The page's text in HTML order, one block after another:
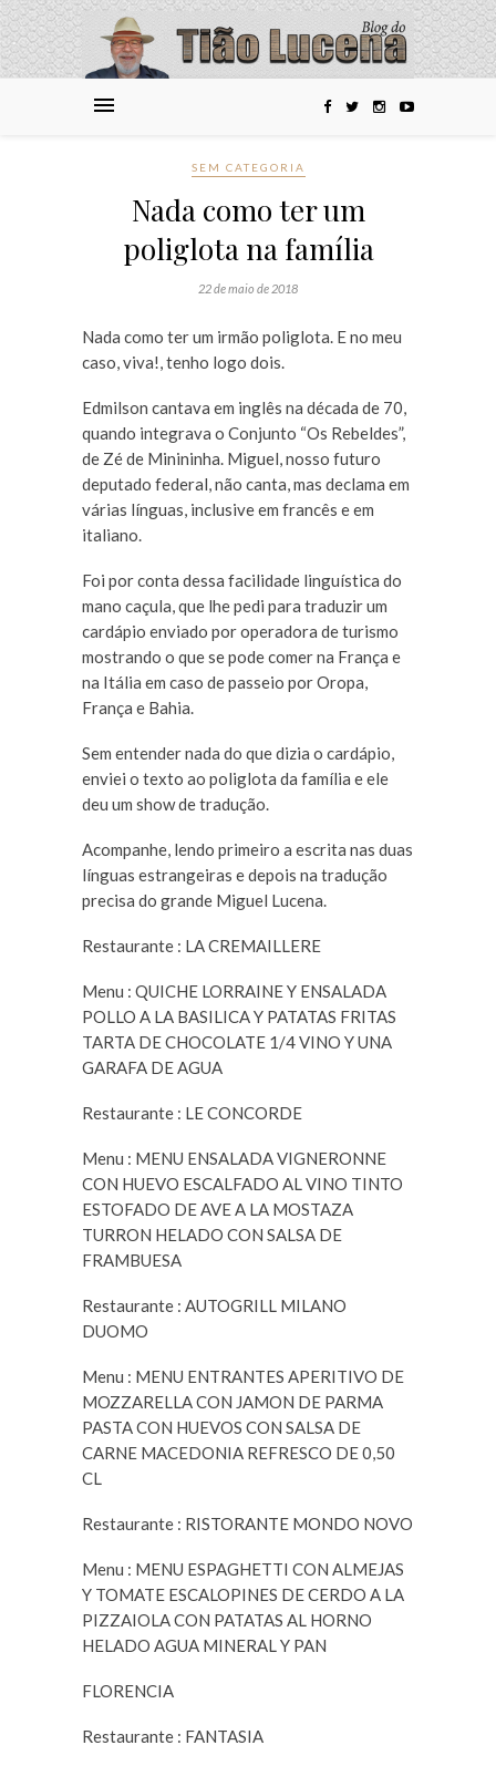
SEM CATEGORIA
Nada como ter um
poliglota na família
22 de maio de 2018
Nada como ter um irmão poliglota. E no meu
caso, viva!, tenho logo dois.
Edmilson cantava em inglês na década de 70,
quando integrava o Conjunto “Os Rebeldes”,
de Zé de Minininha. Miguel, nosso futuro
deputado federal, não canta, mas declama em
várias línguas, inclusive em francês e em
italiano.
Foi por conta dessa facilidade linguística do
mano caçula, que lhe pedi para traduzir um
cardápio enviado por operadora de turismo
mostrando o que se pode comer na França e
na Itália em caso de passeio por Oropa,
França e Bahia.
Sem entender nada do que dizia o cardápio,
enviei o texto ao poliglota da família e ele
deu um show de tradução.
Acompanhe, lendo primeiro a escrita nas duas
línguas estrangeiras e depois na tradução
precisa do grande Miguel Lucena.
Restaurante : LA CREMAILLERE
Menu : QUICHE LORRAINE Y ENSALADA
POLLO A LA BASILICA Y PATATAS FRITAS
TARTA DE CHOCOLATE 1/4 VINO Y UNA
GARAFA DE AGUA
Restaurante : LE CONCORDE
Menu : MENU ENSALADA VIGNERONNE
CON HUEVO ESCALFADO AL VINO TINTO
ESTOFADO DE AVE A LA MOSTAZA
TURRON HELADO CON SALSA DE
FRAMBUESA
Restaurante : AUTOGRILL MILANO
DUOMO
Menu : MENU ENTRANTES APERITIVO DE
MOZZARELLA CON JAMON DE PARMA
PASTA CON HUEVOS CON SALSA DE
CARNE MACEDONIA REFRESCO DE 0,50
CL
Restaurante : RISTORANTE MONDO NOVO
Menu : MENU ESPAGHETTI CON ALMEJAS
Y TOMATE ESCALOPINES DE CERDO A LA
PIZZAIOLA CON PATATAS AL HORNO
HELADO AGUA MINERAL Y PAN
FLORENCIA
Restaurante : FANTASIA